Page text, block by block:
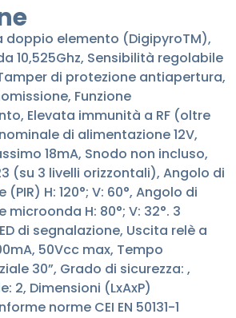
doppio elemento (DigipyroTM),
10,525Ghz, Sensibilità regolabile
di protezione antiapertura,
Funzione
Elevata immunità a RF (oltre
di alimentazione 12V,
18mA, Snodo non incluso,
(su 3 livelli orizzontali), Angolo di
H: 120°; V: 60°, Angolo di
H: 80°; V: 32°. 3
di segnalazione, Uscita relè a
50Vcc max, Tempo
30”, Grado di sicurezza: ,
2, Dimensioni (LxAxP)
norme CEI EN 50131-1